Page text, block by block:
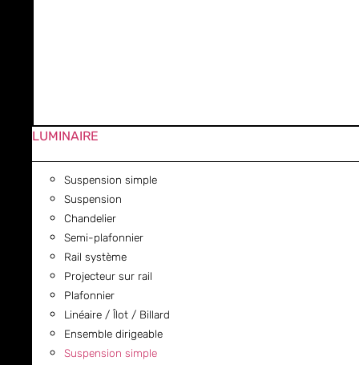
LUMINAIRE
Suspension simple
Suspension
Chandelier
Semi-plafonnier
Rail système
Projecteur sur rail
Plafonnier
Linéaire / Îlot / Billard
Ensemble dirigeable
Suspension simple